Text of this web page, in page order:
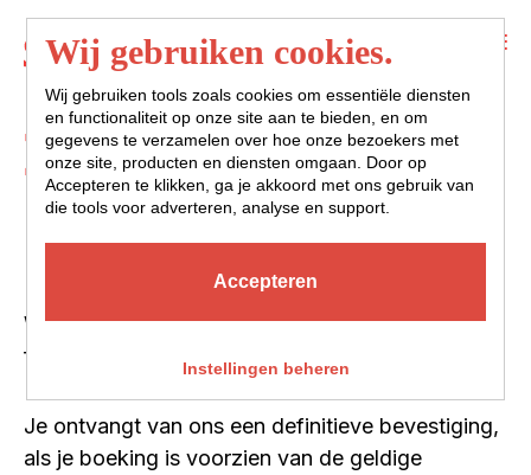
BEDANKT
We hebben jouw reservering ontvangen voor een
festivalplek tijdens ITGWO 2024.
Je ontvangt van ons een definitieve bevestiging,
als je boeking is voorzien van de geldige
Wij gebruiken cookies.
Wij gebruiken tools zoals cookies om essentiële diensten
en functionaliteit op onze site aan te bieden, en om
gegevens te verzamelen over hoe onze bezoekers met
onze site, producten en diensten omgaan. Door op
Accepteren te klikken, ga je akkoord met ons gebruik van
die tools voor adverteren, analyse en support.
Accepteren
Instellingen beheren